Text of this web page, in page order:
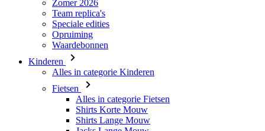
Kinderen
Alles in categorie Kinderen
Fietsen
Alles in categorie Fietsen
Shirts Lange Mouw
Jacks Lange Mouw
Broeken Kort
Broeken Lang
Accessoires
Handschoenen